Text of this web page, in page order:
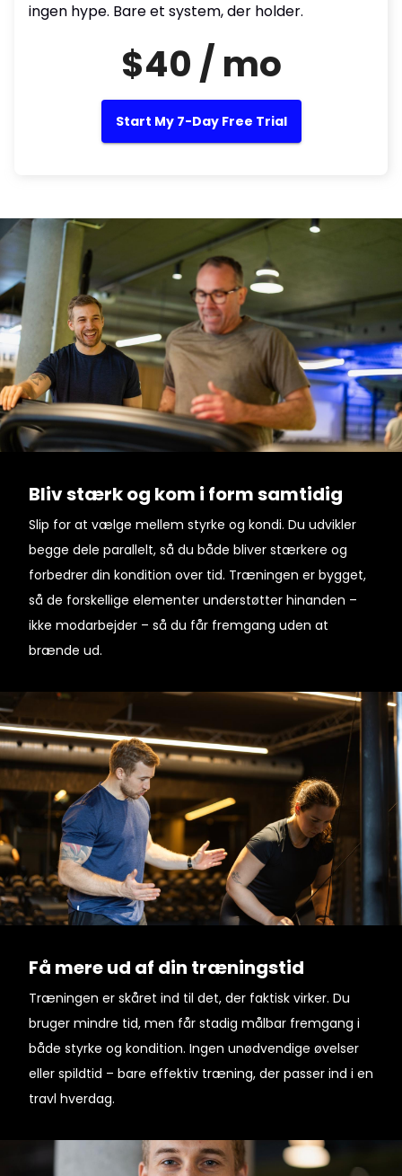
ingen hype. Bare et system, der holder.
$40 / mo
Start My 7-Day Free Trial
Bliv stærk og kom i form samtidig
Slip for at vælge mellem styrke og kondi. Du udvikler
begge dele parallelt, så du både bliver stærkere og
forbedrer din kondition over tid. Træningen er bygget,
så de forskellige elementer understøtter hinanden –
ikke modarbejder – så du får fremgang uden at
brænde ud.
Få mere ud af din træningstid
Træningen er skåret ind til det, der faktisk virker. Du
bruger mindre tid, men får stadig målbar fremgang i
både styrke og kondition. Ingen unødvendige øvelser
eller spildtid – bare effektiv træning, der passer ind i en
travl hverdag.